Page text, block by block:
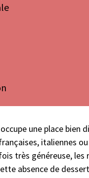
une place bien
italiennes
très généreuse,
absence de